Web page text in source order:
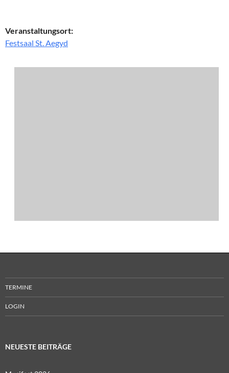
Veranstaltungsort:
Festsaal St. Aegyd
TERMINE
LOGIN
NEUESTE BEITRÄGE